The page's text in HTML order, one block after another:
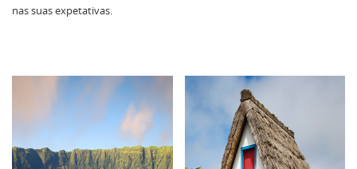
nas suas expetativas.